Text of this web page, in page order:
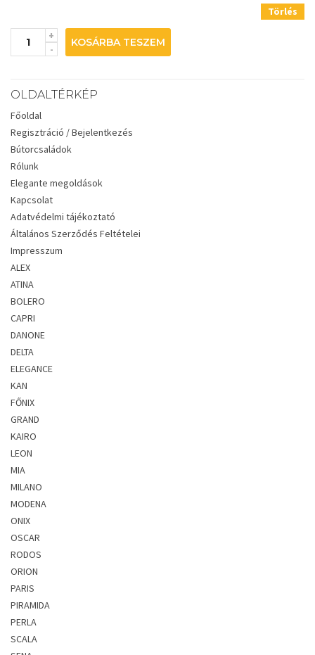
Törlés
KOSÁRBA TESZEM
OLDALTÉRKÉP
Főoldal
Regisztráció / Bejelentkezés
Bútorcsaládok
Rólunk
Elegante megoldások
Kapcsolat
Adatvédelmi tájékoztató
Általános Szerződés Feltételei
Impresszum
ALEX
ATINA
BOLERO
CAPRI
DANONE
DELTA
ELEGANCE
KAN
FŐNIX
GRAND
KAIRO
LEON
MIA
MILANO
MODENA
ONIX
OSCAR
RODOS
ORION
PARIS
PIRAMIDA
PERLA
SCALA